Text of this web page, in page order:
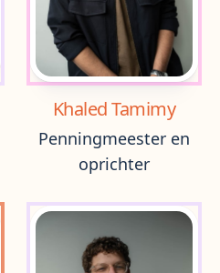
Khaled Tamimy
Penningmeester en
oprichter